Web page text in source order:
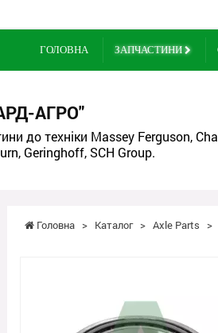
ГОЛОВНА ЗАПЧАСТИНИ
АГРО"
до техніки Massey Ferguson,
Geringhoff, SCH Group.
Головна > Каталог > Axle Parts >